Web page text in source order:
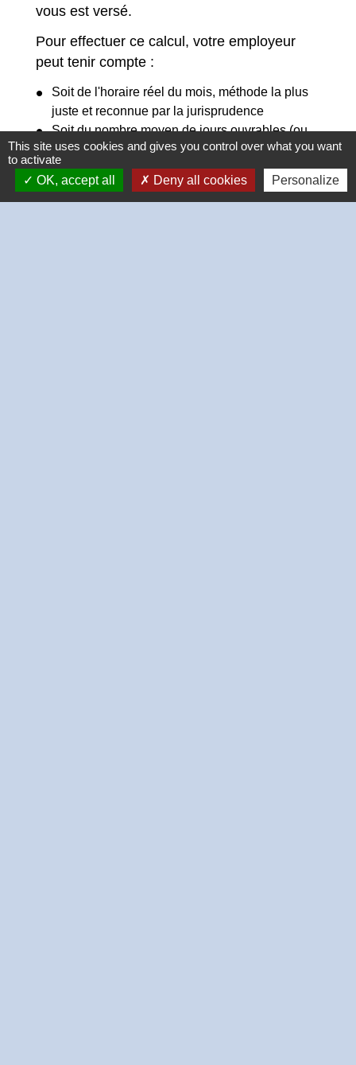
vous est versé.
Pour effectuer ce calcul, votre employeur
peut tenir compte :
Soit de l'horaire réel du mois, méthode la plus
juste et reconnue par la jurisprudence
Soit du nombre moyen dejours ouvrables(ou
ouvrés)
Soit du nombre réel de jours ouvrables (ou
ouvrés)
This site uses cookies and gives you control over what you want
to activate
OK, accept all
Deny all cookies Personalize